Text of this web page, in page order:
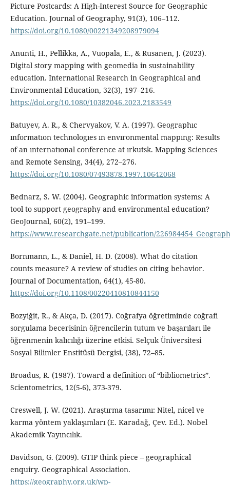
Picture Postcards: A High-Interest Source for Geographic
Education. Journal of Geography, 91(3), 106–112.
https://doi.org/10.1080/00221349208979094
Anunti, H., Pellikka, A., Vuopala, E., & Rusanen, J. (2023).
Digital story mapping with geomedia in sustainability
education. International Research in Geographical and
Environmental Education, 32(3), 197–216.
https://doi.org/10.1080/10382046.2023.2183549
Batuyev, A. R., & Chervyakov, V. A. (1997). Geographıc
ınformatıon technologıes ın envıronmental mappıng: Results
of an ınternatıonal conference at ırkutsk. Mapping Sciences
and Remote Sensing, 34(4), 272–276.
https://doi.org/10.1080/07493878.1997.10642068
Bednarz, S. W. (2004). Geographic information systems: A
tool to support geography and environmental education?
GeoJournal, 60(2), 191–199.
https://www.researchgate.net/publication/
Bornmann, L., & Daniel, H. D. (2008). What do citation
counts measure? A review of studies on citing behavior.
Journal of Documentation, 64(1), 45-80.
https://doi.org/10.1108/00220410810844150
Bozyiğit, R., & Akça, D. (2017). Coğrafya öğretiminde coğrafi
sorgulama becerisinin öğrencilerin tutum ve başarıları ile
öğrenmenin kalıcılığı üzerine etkisi. Selçuk Üniversitesi
Sosyal Bilimler Enstitüsü Dergisi, (38), 72–85.
Broadus, R. (1987). Toward a definition of “bibliometrics”.
Scientometrics, 12(5-6), 373-379.
Creswell, J. W. (2021). Araştırma tasarımı: Nitel, nicel ve
karma yöntem yaklaşımları (E. Karadağ, Çev. Ed.). Nobel
Akademik Yayıncılık.
Davidson, G. (2009). GTIP think piece – geographical
enquiry. Geographical Association.
https://geography.org.uk/wp-